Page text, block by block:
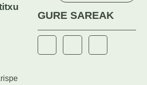
GURE SAREAK